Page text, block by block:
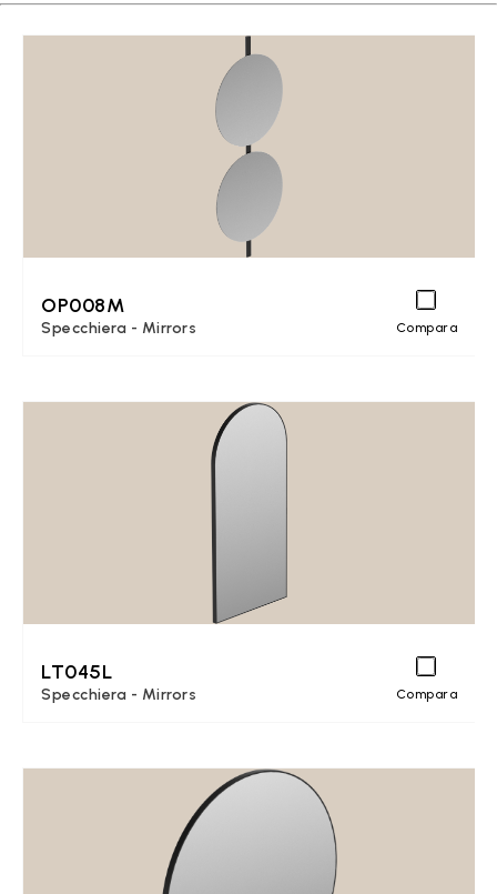
OP008M
Specchiera - Mirrors Compara
LT045L
Specchiera - Mirrors Compara